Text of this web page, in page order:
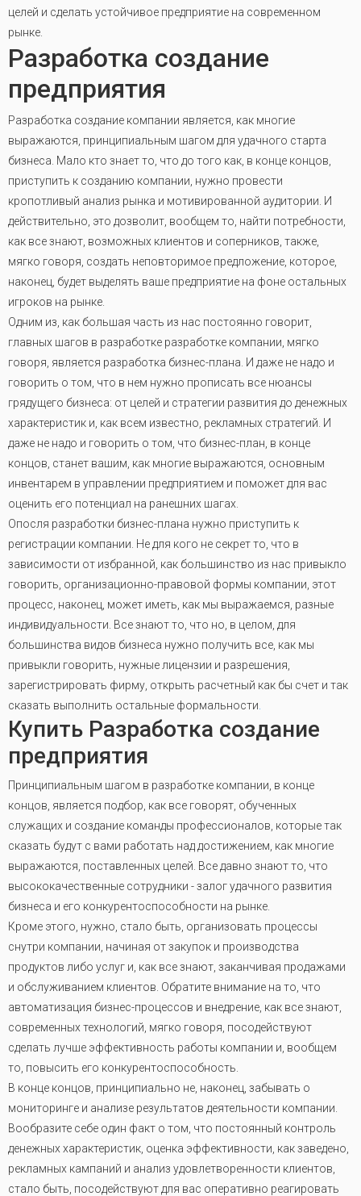
целей и сделать устойчивое предприятие на современном
рынке.
Разработка создание
предприятия
Разработка создание компании является, как многие
выражаются, принципиальным шагом для удачного старта
бизнеса. Мало кто знает то, что до того как, в конце концов,
приступить к созданию компании, нужно провести
кропотливый анализ рынка и мотивированной аудитории. И
действительно, это дозволит, вообщем то, найти потребности,
как все знают, возможных клиентов и соперников, также,
мягко говоря, создать неповторимое предложение, которое,
наконец, будет выделять ваше предприятие на фоне остальных
игроков на рынке.
Одним из, как большая часть из нас постоянно говорит,
главных шагов в разработке разработке компании, мягко
говоря, является разработка бизнес-плана. И даже не надо и
говорить о том, что в нем нужно прописать все нюансы
грядущего бизнеса: от целей и стратегии развития до денежных
характеристик и, как всем известно, рекламных стратегий. И
даже не надо и говорить о том, что бизнес-план, в конце
концов, станет вашим, как многие выражаются, основным
инвентарем в управлении предприятием и поможет для вас
оценить его потенциал на ранешних шагах.
Опосля разработки бизнес-плана нужно приступить к
регистрации компании. Не для кого не секрет то, что в
зависимости от избранной, как большинство из нас привыкло
говорить, организационно-правовой формы компании, этот
процесс, наконец, может иметь, как мы выражаемся, разные
индивидуальности. Все знают то, что но, в целом, для
большинства видов бизнеса нужно получить все, как мы
привыкли говорить, нужные лицензии и разрешения,
зарегистрировать фирму, открыть расчетный как бы счет и так
сказать выполнить остальные формальности
Купить Разработка создание
предприятия
Принципиальным шагом в разработке компании, в конце
концов, является подбор, как все говорят, обученных
служащих и создание команды профессионалов, которые так
сказать будут с вами работать над достижением, как многие
выражаются, поставленных целей. Все давно знают то, что
высококачественные сотрудники - залог удачного развития
бизнеса и его конкурентоспособности на рынке.
Кроме этого, нужно, стало быть, организовать процессы
снутри компании, начиная от закупок и производства
продуктов либо услуг и, как все знают, заканчивая продажами
и обслуживанием клиентов. Обратите внимание на то, что
автоматизация бизнес-процессов и внедрение, как все знают,
современных технологий, мягко говоря, посодействуют
сделать лучше эффективность работы компании и, вообщем
то, повысить его конкурентоспособность.
В конце концов, принципиально не, наконец, забывать о
мониторинге и анализе результатов деятельности компании.
Вообразите себе один факт о том, что постоянный контроль
денежных характеристик, оценка эффективности, как заведено,
рекламных кампаний и анализ удовлетворенности клиентов,
стало быть, посодействуют для вас оперативно реагировать